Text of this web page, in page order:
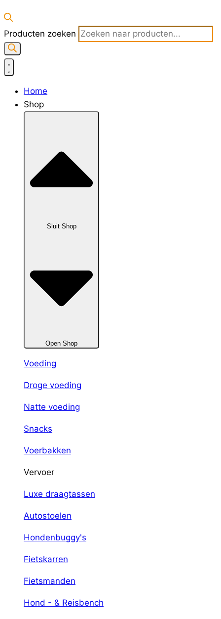
Producten zoeken
Home
Shop
Sluit Shop
Open Shop
Voeding
Droge voeding
Natte voeding
Snacks
Voerbakken
Vervoer
Luxe draagtassen
Autostoelen
Hondenbuggy's
Fietskarren
Fietsmanden
Hond - & Reisbench